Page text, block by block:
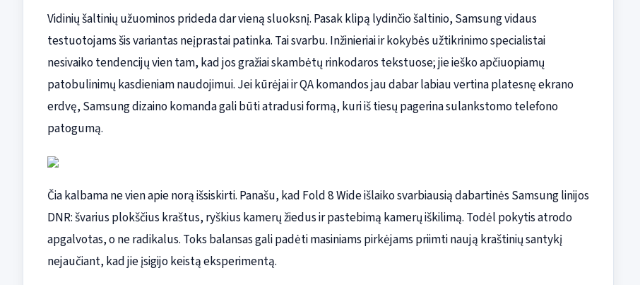
Vidinių šaltinių užuominos prideda dar vieną sluoksnį. Pasak klipą lydinčio šaltinio, Samsung vidaus
testuotojams šis variantas neįprastai patinka. Tai svarbu. Inžinieriai ir kokybės užtikrinimo specialistai
nesivaiko tendencijų vien tam, kad jos gražiai skambėtų rinkodaros tekstuose; jie ieško apčiuopiamų
patobulinimų kasdieniam naudojimui. Jei kūrėjai ir QA komandos jau dabar labiau vertina platesnę ekrano
erdvę, Samsung dizaino komanda gali būti atradusi formą, kuri iš tiesų pagerina sulankstomo telefono
patogumą.
Čia kalbama ne vien apie norą išsiskirti. Panašu, kad Fold 8 Wide išlaiko svarbiausią dabartinės Samsung linijos
DNR: švarius plokščius kraštus, ryškius kamerų žiedus ir pastebimą kamerų iškilimą. Todėl pokytis atrodo
apgalvotas, o ne radikalus. Toks balansas gali padėti masiniams pirkėjams priimti naują kraštinių santykį
nejaučiant, kad jie įsigijo keistą eksperimentą.